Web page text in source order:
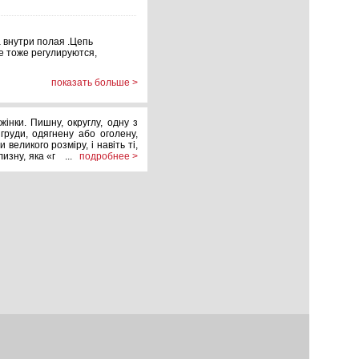
внутри полая .Цепь
тоже регулируются,
лямкам, можно
без снятия бюстика!
показать больше >
Пишну, округлу, одну з
одягнену або оголену,
розміру, і навіть ті,
яка «покаже» всю красу
... подробнее >